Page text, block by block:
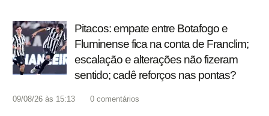
Pitacos: empate entre Botafogo e
Fluminense fica na conta de Franclim;
escalação e alterações não fizeram
sentido; cadê reforços nas pontas?
09/08/26 às 15:13 0 comentários